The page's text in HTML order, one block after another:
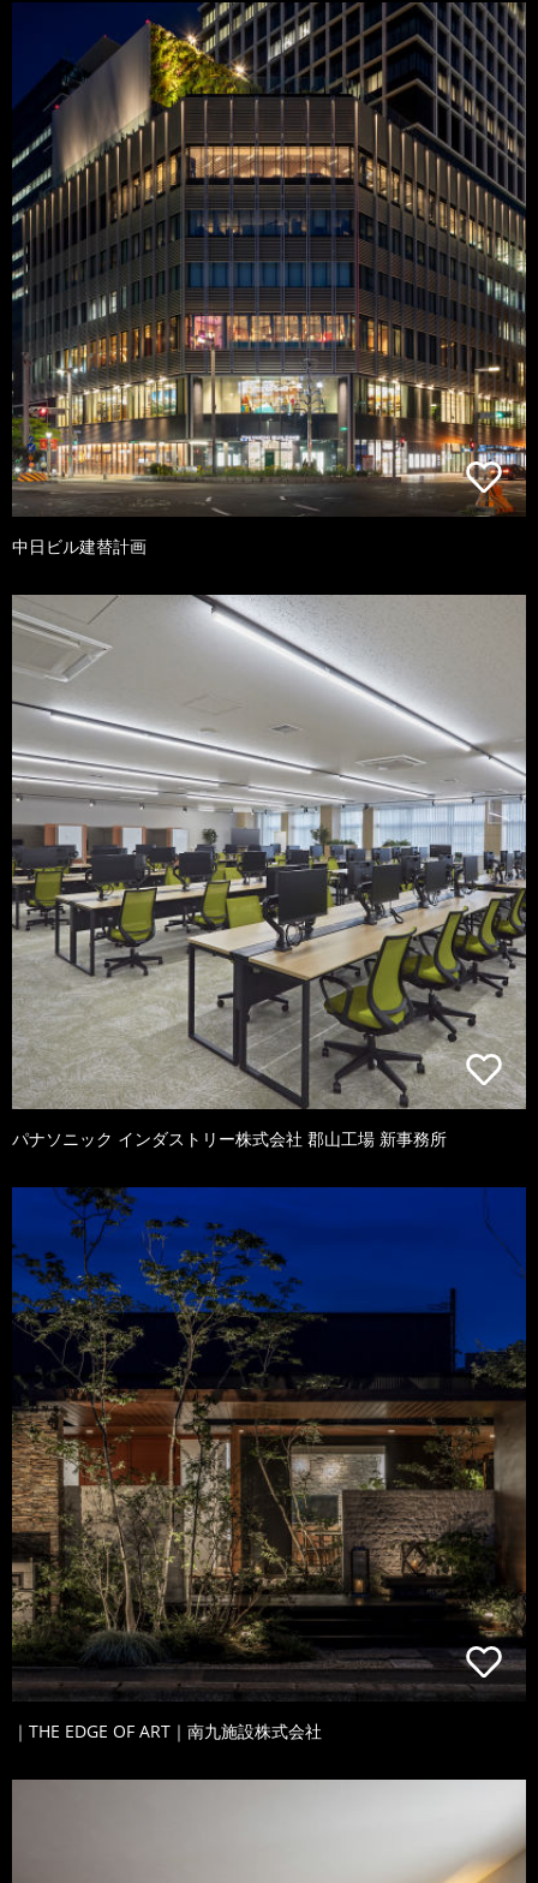
中日ビル建替計画
パナソニック インダストリー株式会社 郡山工場 新事務所
｜THE EDGE OF ART｜南九施設株式会社